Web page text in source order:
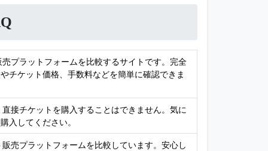
プラットフォームを比較するサイトです。完全
チケット価格、手数料などを簡単に確認できま
接チケットを購入することはできません。気に
入してください。
売プラットフォームを比較しています。安心し